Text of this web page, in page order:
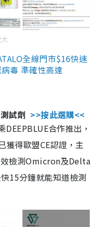
全線門市$16快速
毒 準確性高達
試劑 >>按此選購<<
合作推出，
獲得歐盟CE認證，主
檢測Omicron及Delta
15分鐘就能知道檢測